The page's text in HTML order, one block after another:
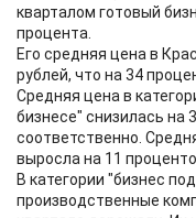
кварталом готовый
процента.
Его средняя цена в
рублей, что на 34
Средняя цена в
бизнесе" снизилась на
соответственно.
выросла на 11
В категории "бизнес
производственные